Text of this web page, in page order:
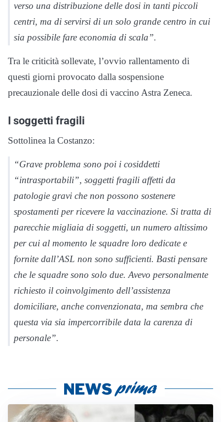
verso una distribuzione delle dosi in tanti piccoli
centri, ma di servirsi di un solo grande centro in cui
sia possibile fare economia di scala”.
Tra le criticità sollevate, l’ovvio rallentamento di
questi giorni provocato dalla sospensione
precauzionale delle dosi di vaccino Astra Zeneca.
I soggetti fragili
Sottolinea la Costanzo:
“Grave problema sono poi i cosiddetti
“intrasportabili”, soggetti fragili affetti da
patologie gravi che non possono sostenere
spostamenti per ricevere la vaccinazione. Si tratta di
parecchie migliaia di soggetti, un numero altissimo
per cui al momento le squadre loro dedicate e
fornite dall’ASL non sono sufficienti. Basti pensare
che le squadre sono solo due. Avevo personalmente
richiesto il coinvolgimento dell’assistenza
domiciliare, anche convenzionata, ma sembra che
questa via sia impercorribile data la carenza di
personale”.